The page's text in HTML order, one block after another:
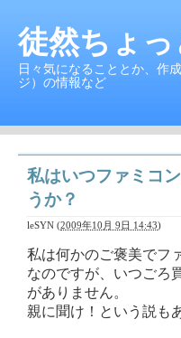
徒然ちょ
日々気になることとか、作
ジ）の情報など
私はいつファミコ
うか？
leSYN (2009年10月 9日 14:43)
私は何かのご褒美でフ
なのですが、いつごろ
がありません。
親に聞け！という説も